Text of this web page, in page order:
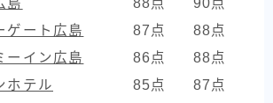
ゲート広島
87点 88点
ーイン広島
86点 88点
ホテル
85点 87点